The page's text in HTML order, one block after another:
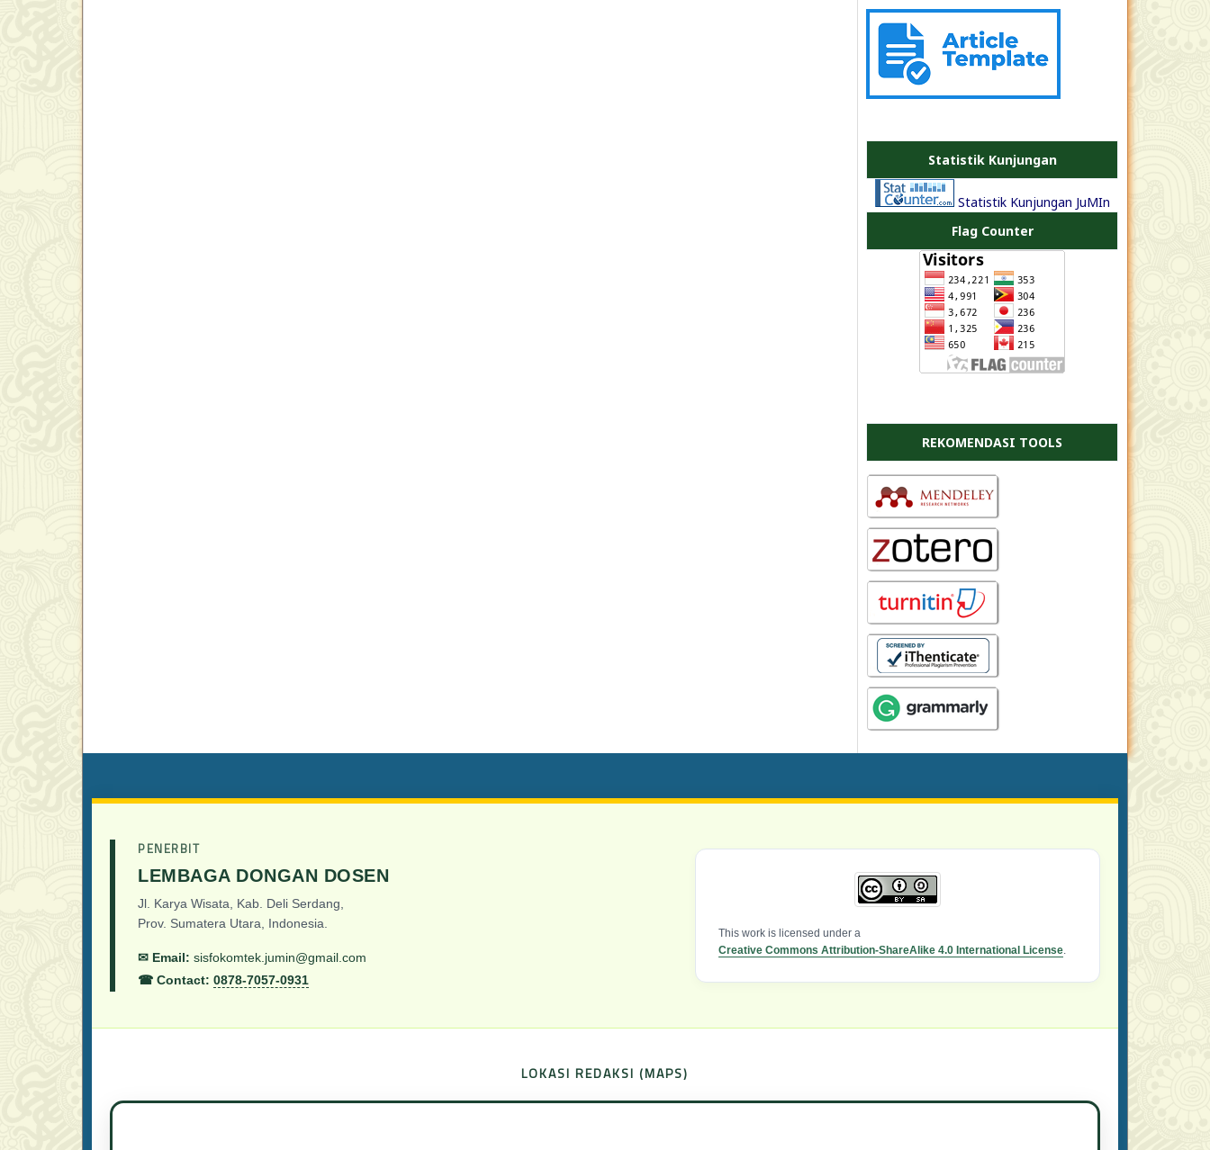
Statistik Kunjungan
Statistik Kunjungan JuMIn
Flag Counter
REKOMENDASI TOOLS
PENERBIT
LEMBAGA DONGAN DOSEN
Jl. Karya Wisata, Kab. Deli Serdang,
Prov. Sumatera Utara, Indonesia.
✉ Email: sisfokomtek.jumin@gmail.com
☎ Contact: 0878-7057-0931
This work is licensed under a
Creative Commons Attribution-ShareAlike 4.0 International License.
LOKASI REDAKSI (MAPS)